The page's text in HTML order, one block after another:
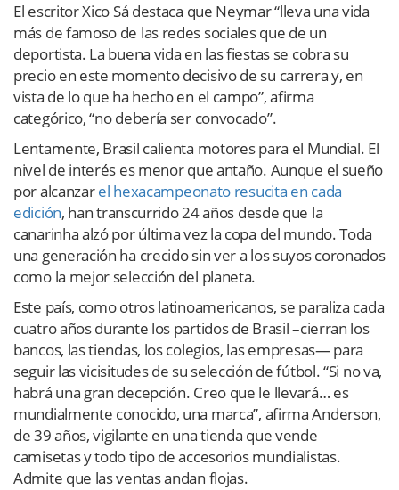
El escritor Xico Sá destaca que Neymar “lleva una vida
más de famoso de las redes sociales que de un
deportista. La buena vida en las fiestas se cobra su
precio en este momento decisivo de su carrera y, en
vista de lo que ha hecho en el campo”, afirma
categórico, “no debería ser convocado”.
Lentamente, Brasil calienta motores para el Mundial. El
nivel de interés es menor que antaño. Aunque el sueño
por alcanzarel hexacampeonato resucita en cada
edición, han transcurrido 24 años desde que la
canarinha alzó por última vez la copa del mundo. Toda
una generación ha crecido sin ver a los suyos coronados
como la mejor selección del planeta.
Este país, como otros latinoamericanos, se paraliza cada
cuatro años durante los partidos de Brasil –cierran los
bancos, las tiendas, los colegios, las empresas— para
seguir las vicisitudes de su selección de fútbol. “Si no va,
habrá una gran decepción. Creo que le llevará… es
mundialmente conocido, una marca”, afirma Anderson,
de 39 años, vigilante en una tienda que vende
camisetas y todo tipo de accesorios mundialistas.
Admite que las ventas andan flojas.